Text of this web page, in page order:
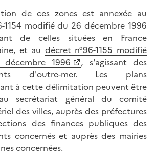
de ces zones est annexée au
1154 modifié du 26 décembre 1996
de celles situées en France
et au décret n°96-1155 modifié
1996
, s'agissant des
d'outre-mer. Les plans
à cette délimitation peuvent être
secrétariat général du comité
des villes, auprès des préfectures
des finances publiques des
concernés et auprès des mairies
concernées.